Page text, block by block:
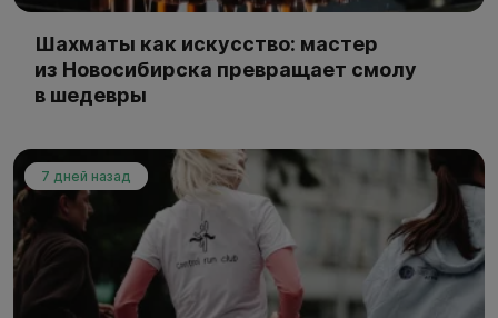
Шахматы как искусство: мастер
из Новосибирска превращает смолу
в шедевры
7 дней назад